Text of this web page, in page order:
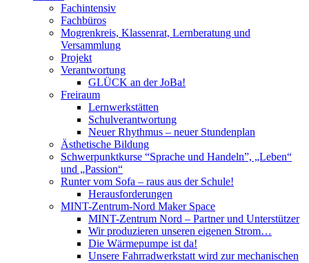
Fachintensiv
Fachbüros
Mogrenkreis, Klassenrat, Lernberatung und
Versammlung
Projekt
Verantwortung
GLÜCK an der JoBa!
Freiraum
Lernwerkstätten
Schulverantwortung
Neuer Rhythmus – neuer Stundenplan
Ästhetische Bildung
Schwerpunktkurse “Sprache und Handeln”, „Leben“
und „Passion“
Runter vom Sofa – raus aus der Schule!
Herausforderungen
MINT-Zentrum-Nord Maker Space
MINT-Zentrum Nord – Partner und Unterstützer
Wir produzieren unseren eigenen Strom…
Die Wärmepumpe ist da!
Unsere Fahrradwerkstatt wird zur mechanischen